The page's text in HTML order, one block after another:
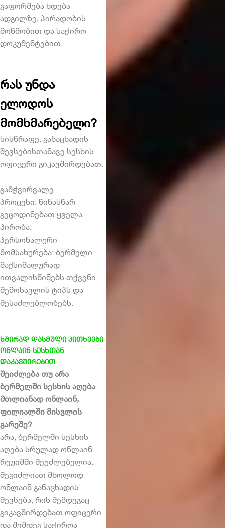
გაფორმება ხდება
ადგილზე, პირადობის
მოწმობით და საჭირო
დოკუმენტებით.
რას უნდა
ელოდოს
მომხმარებელი?
სისწრაფე: განაცხადის
შევსებისთანავე სესხის
ოფიცერი გიკავშირდებათ.
გამჭვირვალე
პროცესი: წინასწარ
გეცოდინებათ ყველა
პირობა.
პერსონალური
მომსახურება: ბერმელი
მაქსიმალურად
ითვალისწინებს თქვენი
შემოსავლის ტიპს და
შესაძლებლობებს.
ხშირად დასმული კითხვები
ონლაინ სესხთან
დაკავშირებით
შეიძლება თუ არა
ბერმელში სესხის აღება
მთლიანად ონლაინ,
ფილიალში მისვლის
გარეშე?
არა, ბერმელში სესხის
აღება სრულად ონლაინ
რეჟიმში შეუძლებელია.
შეგიძლიათ მხოლოდ
ონლაინ განაცხადის
შევსება, რის შემდეგაც
გიკავშირდებათ ოფიცერი
და შემდეგ საჭიროა